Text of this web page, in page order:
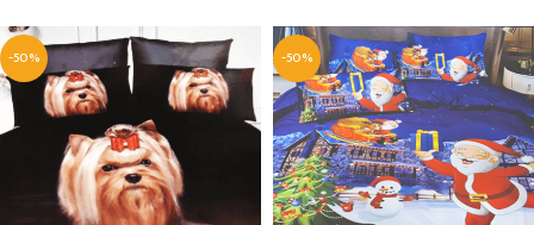
-50% -50%